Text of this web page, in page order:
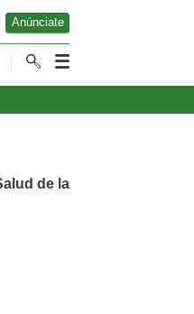
Anúnciate
de la